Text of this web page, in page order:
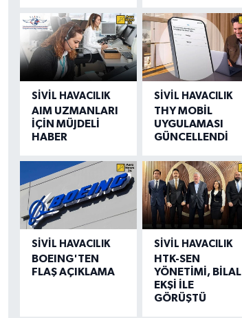
SIVIL HAVACILIK
AIM UZMANLARI
İÇİN MÜJDELİ
HABER
SIVIL HAVACILIK
THY MOBİL
UYGULAMASI
GÜNCELLENDİ
SIVIL HAVACILIK
BOEING'TEN
FLAŞ AÇIKLAMA
SIVIL HAVACILIK
HTK-SEN
YÖNETİMİ, BİLAL
EKŞİ İLE
GÖRÜŞTÜ